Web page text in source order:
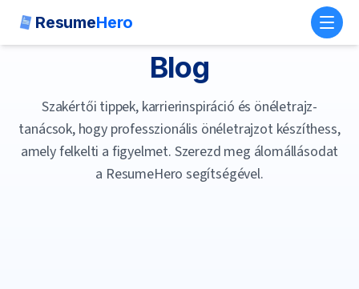
ResumeHero
Blog
Szakértői tippek, karrierinspiráció és önéletrajz-
tanácsok, hogy professzionális önéletrajzot készíthess,
amely felkelti a figyelmet. Szerezd meg álomállásodat
a ResumeHero segítségével.